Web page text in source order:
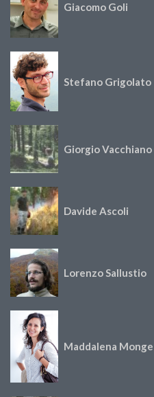
Giacomo Goli
Stefano Grigolato
Giorgio Vacchiano
Davide Ascoli
Lorenzo Sallustio
Maddalena Monge